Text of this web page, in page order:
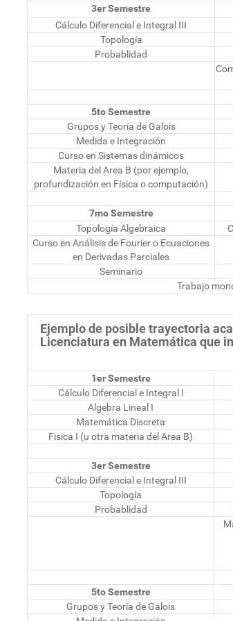
3er Semestre
Cálculo Diferencial e Integral III
Topología
Probablidad
5to Semestre
Grupos y Teoría de Galois
Medida e Integración
Curso en Sistemas dinámicos
Materia del Area B (por ejemplo,
profundización en Física o computación)
7mo Semestre
Topología Algebraica
Curso en Análisis de Fourier o Ecuaciones
en Derivadas Parciales
Seminario
Trabajo
Ejemplo de posible trayectoria
Licenciatura en Matemática que
1er Semestre
Cálculo Diferencial e Integral I
Algebra Lineal I
Matemática Discreta
Fisica I (u otra materia del Area B)
3er Semestre
Cálculo Diferencial e Integral III
Topología
Probablidad
5to Semestre
Grupos y Teoría de Galois